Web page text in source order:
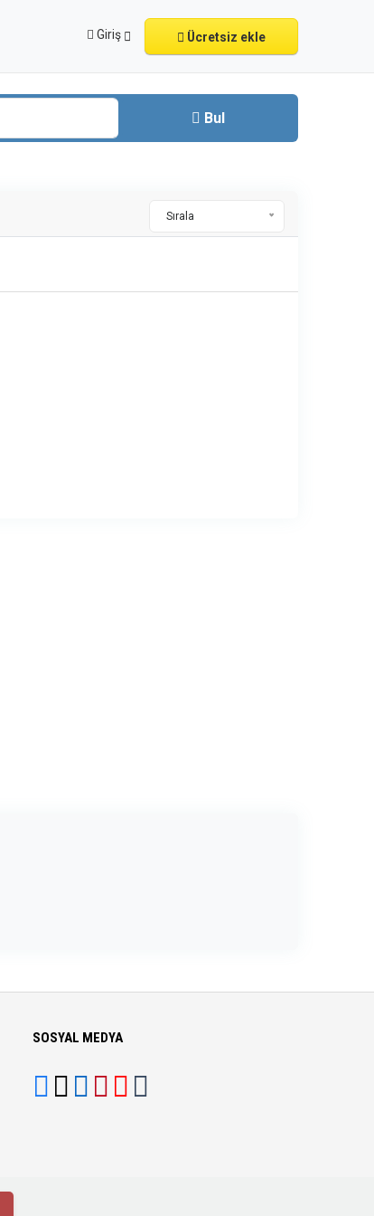
Giriş Ücretsiz ekle
Bul
Sırala
SOSYAL MEDYA